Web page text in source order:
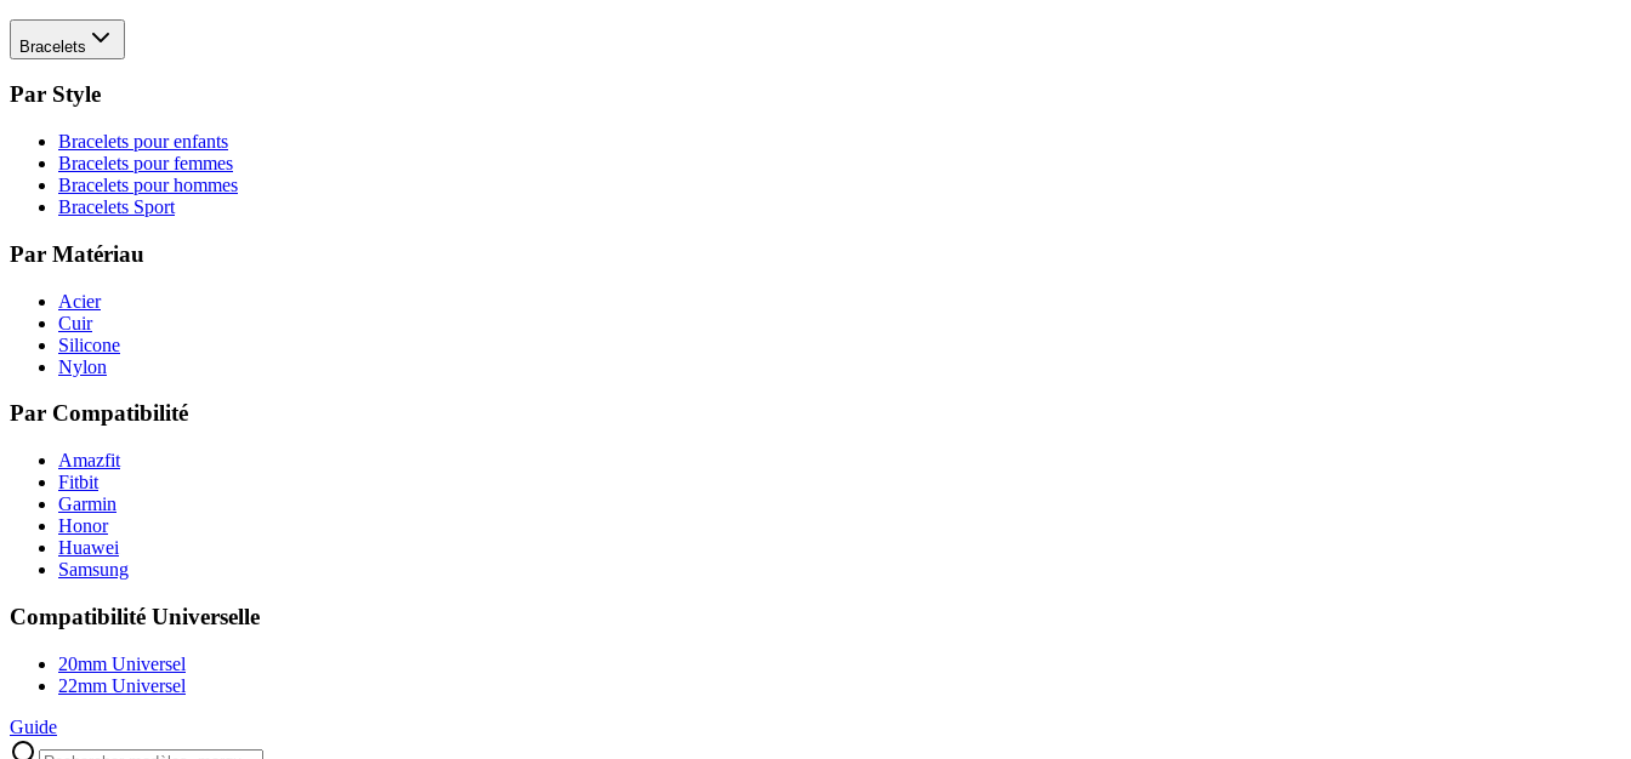
Bracelets
Par Style
Bracelets pour enfants
Bracelets pour femmes
Bracelets pour hommes
Bracelets Sport
Par Matériau
Acier
Cuir
Silicone
Nylon
Par Compatibilité
Amazfit
Fitbit
Garmin
Honor
Huawei
Samsung
Compatibilité Universelle
20mm Universel
22mm Universel
Guide